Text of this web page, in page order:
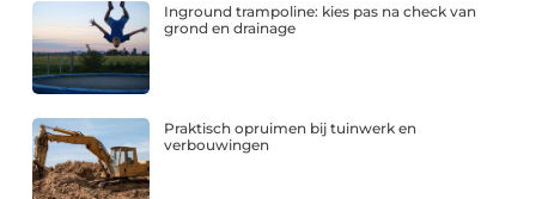
Inground trampoline: kies pas na check van
grond en drainage
Praktisch opruimen bij tuinwerk en
verbouwingen